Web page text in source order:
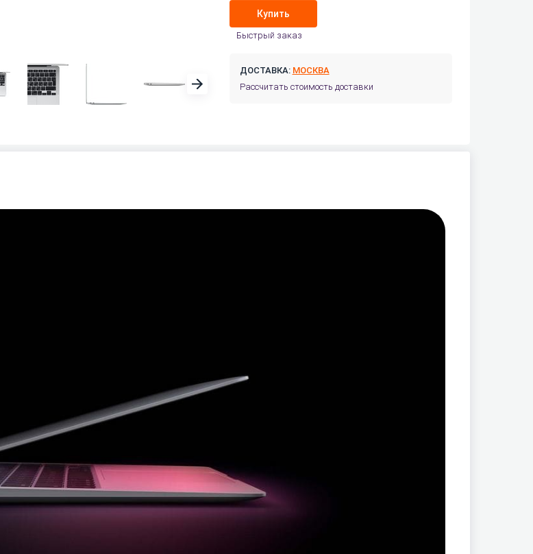
Купить
Быстрый заказ
ДОСТАВКА: МОСКВА
Рассчитать стоимость доставки